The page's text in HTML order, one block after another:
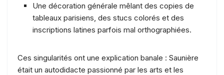
Une décoration générale mêlant des copies de
tableaux parisiens, des stucs colorés et des
inscriptions latines parfois mal orthographiées.
Ces singularités ont une explication banale : Saunière
était un autodidacte passionné par les arts et les